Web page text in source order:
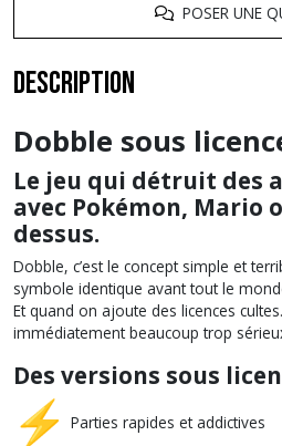
POSER UNE
Description
Dobble sous
Le jeu qui détruit des
avec Pokémon, Mario
dessus.
Dobble, c’est le concept simple et
symbole identique avant tout le
Et quand on ajoute des licences
immédiatement beaucoup trop
Des versions sous
Parties rapides et addictives